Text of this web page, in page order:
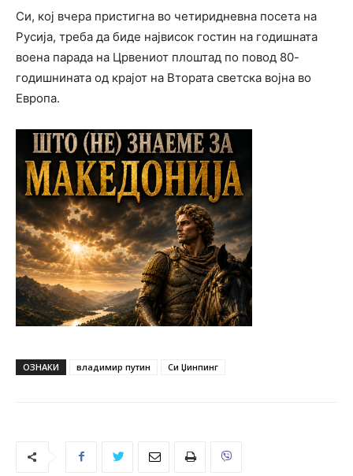
Си, кој вчера пристигна во четиридневна посета на
Русија, треба да биде највисок гостин на годишната
воена парада на Црвениот плоштад по повод 80-
годишнината од крајот на Втората светска војна во
Европа.
ОЗНАКИ владимир путин Си Џинпинг